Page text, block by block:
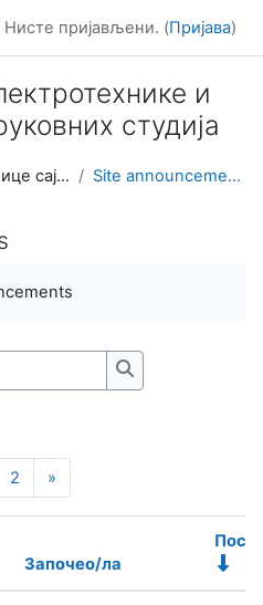
Нисте пријављени. (Пријава)
и
студија
Странице сајта Site announcements
Претражи
1
2 Страница 2
»
Започео/ла